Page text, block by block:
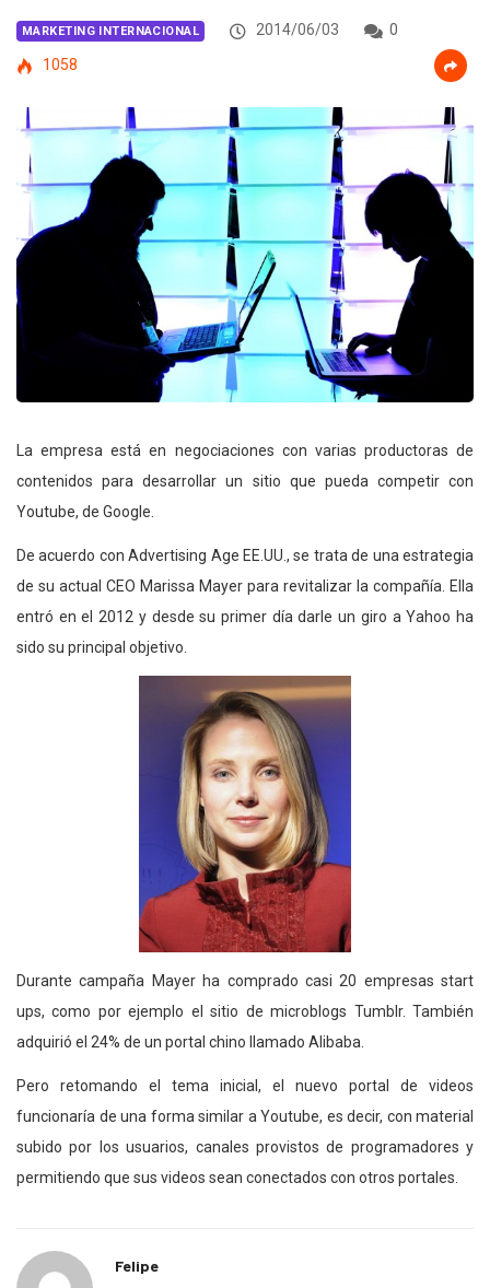
MARKETING INTERNACIONAL 2014/06/03
0
1058
La empresa está en negociaciones con varias productoras de
contenidos para desarrollar un sitio que pueda competir con
Youtube, de Google.
De acuerdo con Advertising Age EE.UU., se trata de una estrategia
de su actual CEO Marissa Mayer para revitalizar la compañía. Ella
entró en el 2012 y desde su primer día darle un giro a Yahoo ha
sido su principal objetivo.
Durante campaña Mayer ha comprado casi 20 empresas start
ups, como por ejemplo el sitio de microblogs Tumblr. También
adquirió el 24% de un portal chino llamado Alibaba.
Pero retomando el tema inicial, el nuevo portal de videos
funcionaría de una forma similar a Youtube, es decir, con material
subido por los usuarios, canales provistos de programadores y
permitiendo que sus videos sean conectados con otros portales.
Felipe